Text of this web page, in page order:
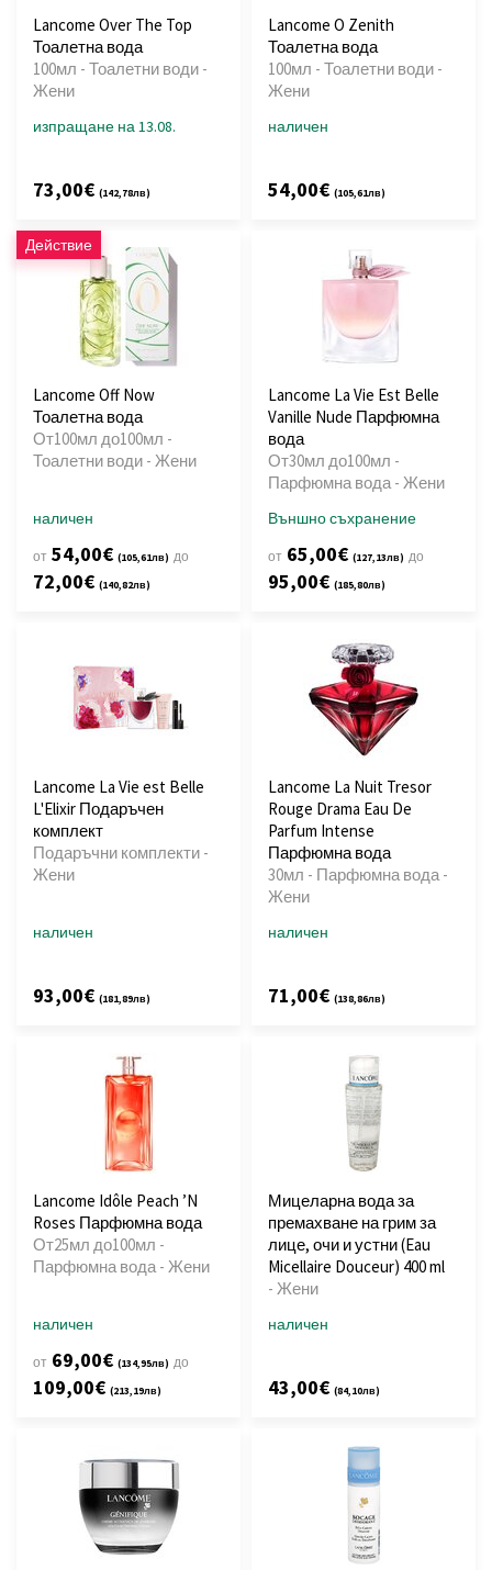
Lancome Over The Top
Тоалетна вода
100мл - Тоалетни води -
Жени
изпращане на 13.08.
73,00€ (142,78лв)
Lancome O Zenith
Тоалетна вода
100мл - Тоалетни води -
Жени
наличен
54,00€ (105,61лв)
Действие
Lancome Off Now
Тоалетна вода
От100мл до100мл -
Тоалетни води - Жени
наличен
от 54,00€ (105,61лв) до
72,00€ (140,82лв)
Lancome La Vie Est Belle
Vanille Nude Парфюмна
вода
От30мл до100мл -
Парфюмна вода - Жени
Външно съхранение
от 65,00€ (127,13лв) до
95,00€ (185,80лв)
Lancome La Vie est Belle
L'Elixir Подаръчен
комплект
Подаръчни комплекти -
Жени
наличен
93,00€ (181,89лв)
Lancome La Nuit Tresor
Rouge Drama Eau De
Parfum Intense
Парфюмна вода
30мл - Парфюмна вода -
Жени
наличен
71,00€ (138,86лв)
Lancome Idôle Peach ’N
Roses Парфюмна вода
От25мл до100мл -
Парфюмна вода - Жени
наличен
от 69,00€ (134,95лв) до
109,00€ (213,19лв)
Мицеларна вода за
премахване на грим за
лице, очи и устни (Eau
Micellaire Douceur) 400 ml
- Жени
наличен
43,00€ (84,10лв)